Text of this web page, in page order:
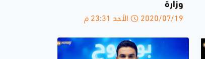
وزارة
2020/07/19 الأحد 23:31 م